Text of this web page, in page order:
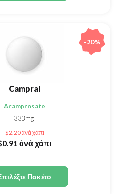
Campral
Acamprosate
333mg
$2.20ἀνά χάπι
ἀνά χάπι
Πακέτο
-20%